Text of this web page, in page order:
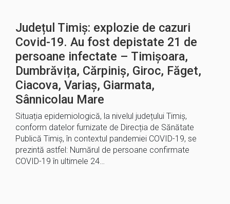
Județul Timiș: explozie de cazuri
Covid-19. Au fost depistate 21 de
persoane infectate – Timișoara,
Dumbrăvița, Cărpiniș, Giroc, Făget,
Ciacova, Variaș, Giarmata,
Sânnicolau Mare
Situația epidemiologică, la nivelul județului Timiș,
conform datelor furnizate de Direcția de Sănătate
Publică Timiș, în contextul pandemiei COVID-19, se
prezintă astfel: Numărul de persoane confirmate
COVID-19 în ultimele 24…